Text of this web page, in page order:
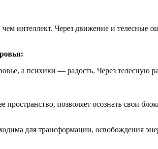
интеллект. Через движение и
а психики — радость. Через телесную
пространство, позволяет осознать свои
для трансформации, освобождения